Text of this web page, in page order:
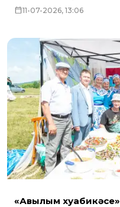
11-07-2026, 13:06
«Авылым хуҗабикәсе»